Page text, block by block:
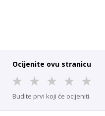
Ocijenite ovu stranicu
★ ★ ★ ★ ★
Budite prvi koji će ocijeniti.